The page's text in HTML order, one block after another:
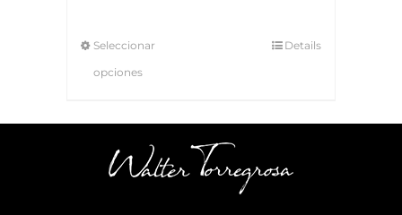
Seleccionar
opciones
Details